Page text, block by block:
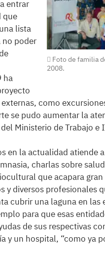
Foto de familia
2008.
entrar
que
lista
no poder
ha
como
se pudo aumentar la
Ministerio de Trabajo e
en la actualidad atiende
charlas sobre
que acapara
y diversos profesionales
cubrir una laguna en las
para que esas
de sus respectivas
y un hospital, “como ya